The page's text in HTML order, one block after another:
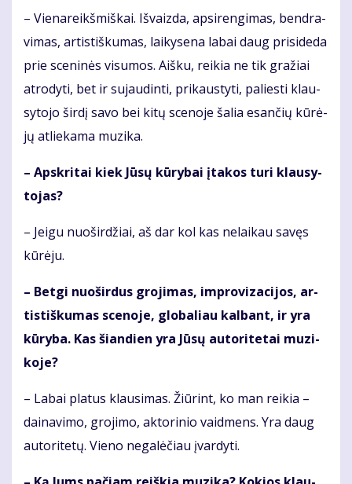
– Vie­na­reikš­miš­kai. Iš­vaiz­da, ap­si­ren­gi­mas, ben­dra­
vi­mas, ar­tis­tiš­ku­mas, lai­ky­se­na la­bai daug pri­si­de­da
prie sce­ni­nės vi­su­mos. Aiš­ku, rei­kia ne tik gra­žiai
at­ro­dy­ti, bet ir su­jau­din­ti, pri­kaus­ty­ti, pa­lies­ti klau­
sy­to­jo šir­dį sa­vo bei ki­tų sce­no­je ša­lia esan­čių kū­rė­
jų at­lie­ka­ma mu­zi­ka.
– Ap­skri­tai kiek Jū­sų kū­ry­bai įta­kos tu­ri klau­sy­
to­jas?
– Jei­gu nuo­šir­džiai, aš dar kol kas ne­lai­kau sa­vęs
kū­rė­ju.
– Bet­gi nuo­šir­dus gro­ji­mas, im­pro­vi­za­ci­jos, ar­
tis­tiš­ku­mas sce­no­je, glo­ba­liau kal­bant, ir yra
kū­ry­ba. Kas šian­dien yra Jū­sų au­to­ri­te­tai mu­zi­
ko­je?
– La­bai pla­tus klau­si­mas. Žiū­rint, ko man rei­kia –
dai­na­vi­mo, gro­ji­mo, ak­to­ri­nio vaid­mens. Yra daug
au­to­ri­te­tų. Vie­no ne­ga­lė­čiau įvar­dy­ti.